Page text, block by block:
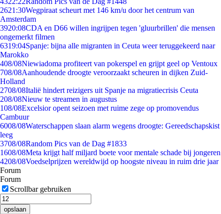
2621:30Wegpiraat scheurt met 146 km/u door het centrum van
Amsterdam
3920:08CDA en D66 willen ingrijpen tegen 'gluurbrillen' die mensen
ongemerkt filmen
6319:04Spanje: bijna alle migranten in Ceuta weer teruggekeerd naar
Marokko
408/08Niewiadoma profiteert van pokerspel en grijpt geel op Ventoux
708/08Aanhoudende droogte veroorzaakt scheuren in dijken Zuid-
Holland
2708/08Italië hindert reizigers uit Spanje na migratiecrisis Ceuta
208/08Nieuw te streamen in augustus
108/08Excelsior opent seizoen met ruime zege op promovendus
Cambuur
6008/08Waterschappen slaan alarm wegens droogte: Gereedschapskist
leeg
3708/08Random Pics van de Dag #1833
1608/08Meta krijgt half miljard boete voor mentale schade bij jongeren
4208/08Voedselprijzen wereldwijd op hoogste niveau in ruim drie jaar
Forum
Forum
Scrollbar gebruiken
opslaan